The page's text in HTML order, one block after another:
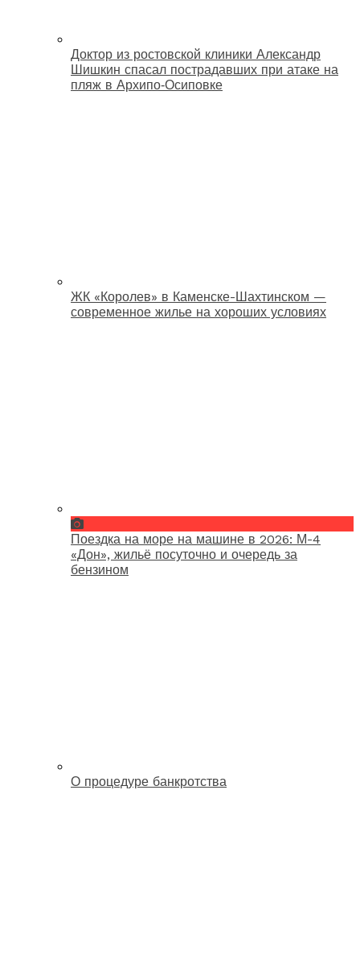
Доктор из ростовской клиники Александр
Шишкин спасал пострадавших при атаке на
пляж в Архипо‑Осиповке
ЖК «Королев» в Каменске-Шахтинском —
современное жилье на хороших условиях
Поездка на море на машине в 2026: М-4
«Дон», жильё посуточно и очередь за
бензином
О процедуре банкротства